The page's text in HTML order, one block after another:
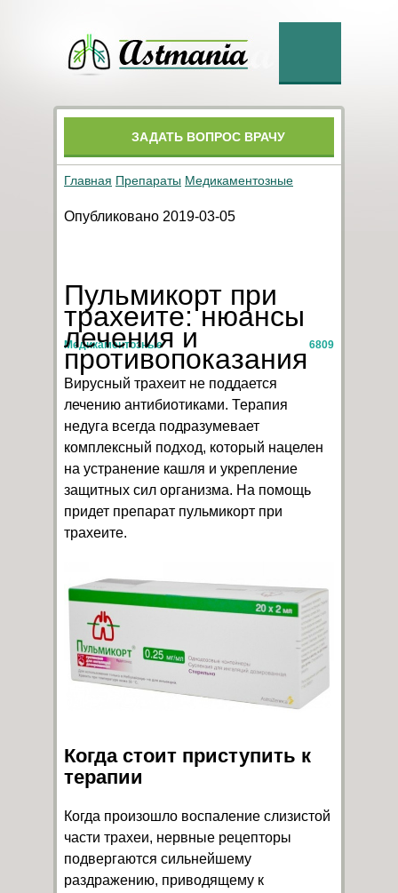
ЗАДАТЬ ВОПРОС ВРАЧУ
Главная Препараты Медикаментозные
Опубликовано 2019-03-05
Пульмикорт при
трахеите: нюансы
лечения и
противопоказания
Медикаментозные 6809
Вирусный трахеит не поддается
лечению антибиотиками. Терапия
недуга всегда подразумевает
комплексный подход, который нацелен
на устранение кашля и укрепление
защитных сил организма. На помощь
придет препарат пульмикорт при
трахеите.
Когда стоит приступить к
терапии
Когда произошло воспаление слизистой
части трахеи, нервные рецепторы
подвергаются сильнейшему
раздражению, приводящему к